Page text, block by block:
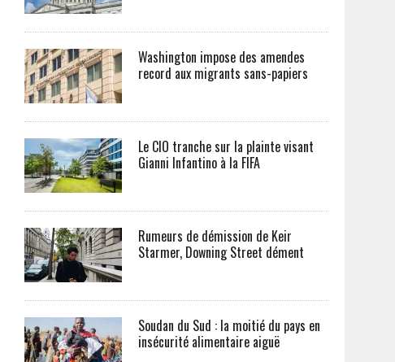
Washington impose des amendes
record aux migrants sans-papiers
Le CIO tranche sur la plainte visant
Gianni Infantino à la FIFA
Rumeurs de démission de Keir
Starmer, Downing Street dément
Soudan du Sud : la moitié du pays en
insécurité alimentaire aiguë